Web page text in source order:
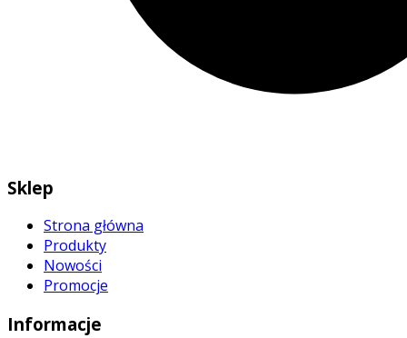
Sklep
Strona główna
Produkty
Nowości
Promocje
Informacje